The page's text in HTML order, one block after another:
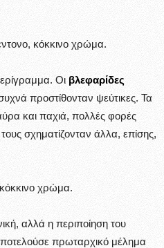
κόκκινο χρώμα.
Οι βλεφαρίδες
προστίθονταν ψεύτικες. Τα
και παχιά, πολλές φορές
σχηματίζονταν άλλα, επίσης,
χρώμα.
αλλά η περιποίηση του
πρωταρχικό μέλημα